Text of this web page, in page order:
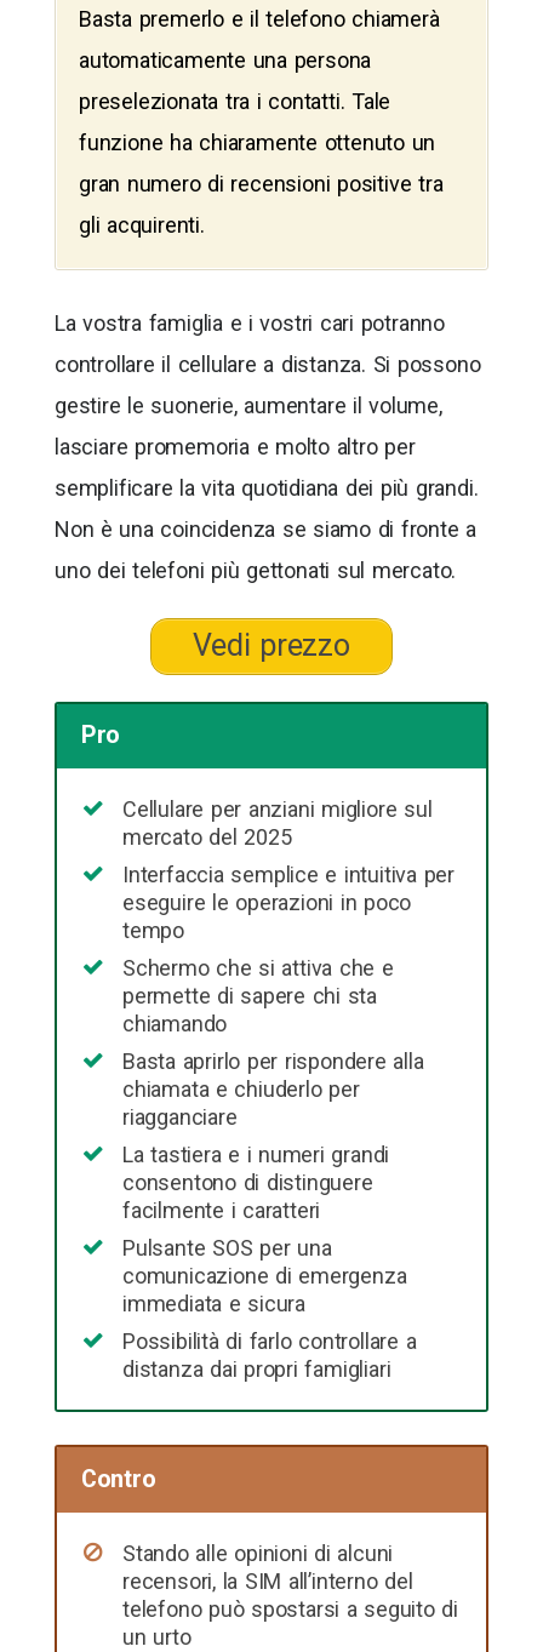
Basta premerlo e il telefono chiamerà
automaticamente una persona
preselezionata tra i contatti. Tale
funzione ha chiaramente ottenuto un
gran numero di recensioni positive tra
gli acquirenti.
La vostra famiglia e i vostri cari potranno
controllare il cellulare a distanza. Si possono
gestire le suonerie, aumentare il volume,
lasciare promemoria e molto altro per
semplificare la vita quotidiana dei più grandi.
Non è una coincidenza se siamo di fronte a
uno dei telefoni più gettonati sul mercato.
Vedi prezzo
Pro
Cellulare per anziani migliore sul
mercato del 2025
Interfaccia semplice e intuitiva per
eseguire le operazioni in poco
tempo
Schermo che si attiva che e
permette di sapere chi sta
chiamando
Basta aprirlo per rispondere alla
chiamata e chiuderlo per
riagganciare
La tastiera e i numeri grandi
consentono di distinguere
facilmente i caratteri
Pulsante SOS per una
comunicazione di emergenza
immediata e sicura
Possibilità di farlo controllare a
distanza dai propri famigliari
Contro
Stando alle opinioni di alcuni
recensori, la SIM all’interno del
telefono può spostarsi a seguito di
un urto